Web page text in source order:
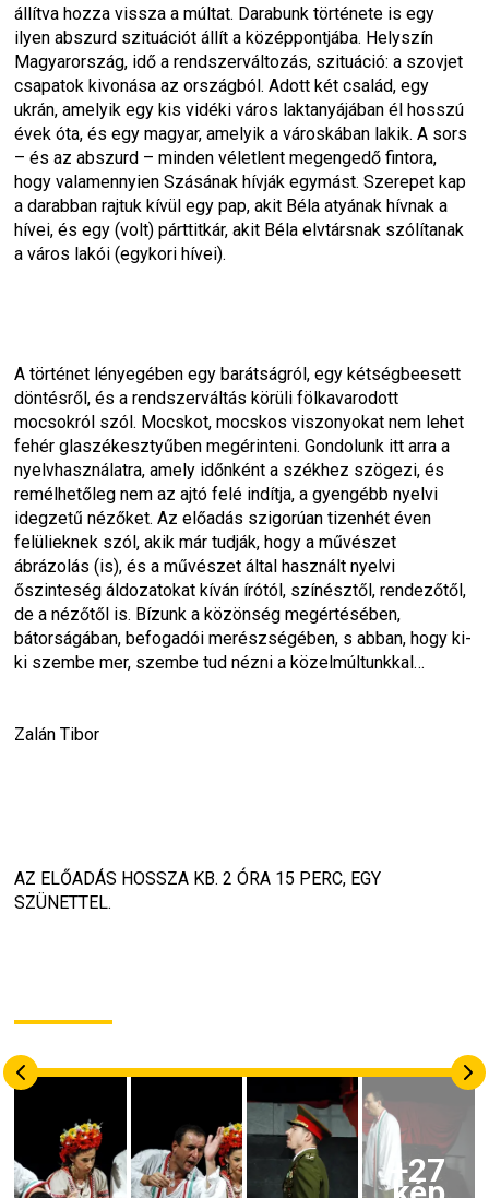
állítva hozza vissza a múltat. Darabunk története is egy
ilyen abszurd szituációt állít a középpontjába. Helyszín
Magyarország, idő a rendszerváltozás, szituáció: a szovjet
csapatok kivonása az országból. Adott két család, egy
ukrán, amelyik egy kis vidéki város laktanyájában él hosszú
évek óta, és egy magyar, amelyik a városkában lakik. A sors
– és az abszurd – minden véletlent megengedő fintora,
hogy valamennyien Szásának hívják egymást. Szerepet kap
a darabban rajtuk kívül egy pap, akit Béla atyának hívnak a
hívei, és egy (volt) párttitkár, akit Béla elvtársnak szólítanak
a város lakói (egykori hívei).
A történet lényegében egy barátságról, egy kétségbeesett
döntésről, és a rendszerváltás körüli fölkavarodott
mocsokról szól. Mocskot, mocskos viszonyokat nem lehet
fehér glaszékesztyűben megérinteni. Gondolunk itt arra a
nyelvhasználatra, amely időnként a székhez szögezi, és
remélhetőleg nem az ajtó felé indítja, a gyengébb nyelvi
idegzetű nézőket. Az előadás szigorúan tizenhét éven
felülieknek szól, akik már tudják, hogy a művészet
ábrázolás (is), és a művészet által használt nyelvi
őszinteség áldozatokat kíván írótól, színésztől, rendezőtől,
de a nézőtől is. Bízunk a közönség megértésében,
bátorságában, befogadói merészségében, s abban, hogy ki-
ki szembe mer, szembe tud nézni a közelmúltunkkal…
Zalán Tibor
AZ ELŐADÁS HOSSZA KB. 2 ÓRA 15 PERC, EGY
SZÜNETTEL.
+27